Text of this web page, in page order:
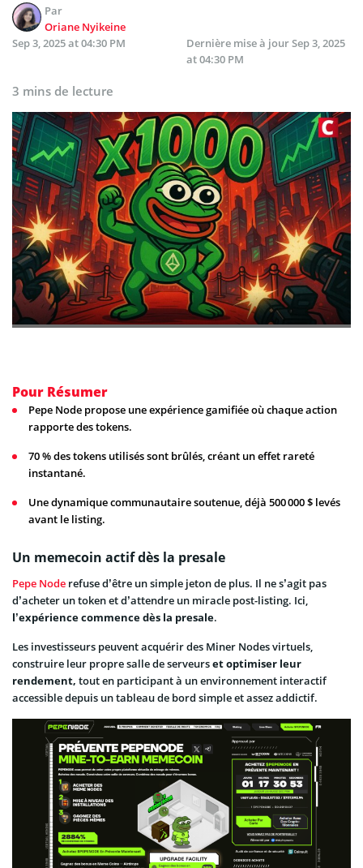
Par
Oriane Nyikeine
Sep 3, 2025 at 04:30 PM
Dernière mise à jourSep 3, 2025
at 04:30 PM
3 mins de lecture
Pour Résumer
Pepe Node propose une expérience gamifiée où chaque action
rapporte des tokens.
70 % des tokens utilisés sont brûlés, créant un effet rareté
instantané.
Une dynamique communautaire soutenue, déjà 500 000 $ levés
avant le listing.
Un memecoin actif dès la presale
Pepe Node refuse d’être un simple jeton de plus. Il ne s’agit pas
d’acheter un token et d’attendre un miracle post-listing. Ici,
l’expérience commence dès la presale.
Les investisseurs peuvent acquérir des Miner Nodes virtuels,
construire leur propre salle de serveurset optimiser leur
rendement, tout en participant à un environnement interactif
accessible depuis un tableau de bord simple et assez addictif.